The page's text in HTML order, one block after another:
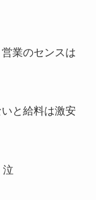
業のセンスは
と給料は激安
泣